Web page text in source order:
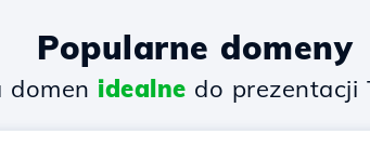
Popularne domeny
domen idealne do prezentacji